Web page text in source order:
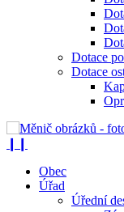
Dotace
Dotace
Obec
Úřad
Úřední